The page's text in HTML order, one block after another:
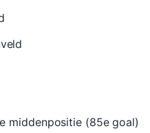
middenpositie (85e goal)